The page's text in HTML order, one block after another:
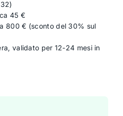
45 €
800 € (sconto del 30% sul
validato per 12-24 mesi in